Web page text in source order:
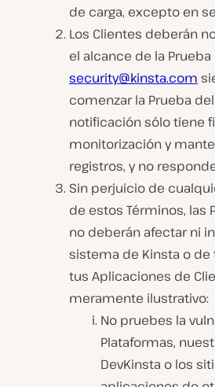
de carga, excepto en
Los Clientes deberán
el alcance de la Prueba
security@kinsta.com
comenzar la Prueba del
notificación sólo tiene
monitorización y
registros, y no
Sin perjuicio de
de estos Términos, las
no deberán afectar ni
sistema de Kinsta o
tus Aplicaciones de
meramente ilustrativo:
No pruebes la
Plataformas,
DevKinsta o los